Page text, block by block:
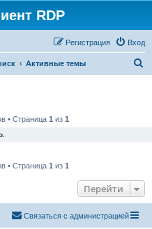
RDP
Вход
Регистрация
Активные темы
• Страница 1 из 1
• Страница 1 из 1
Перейти
Связаться с администрацией